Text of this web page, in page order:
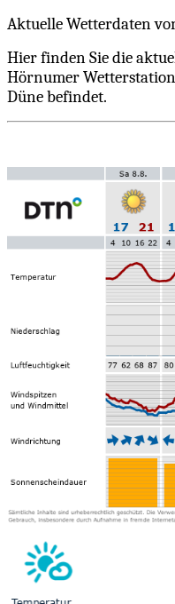
Aktuelle Wetterdaten
Hier finden Sie die
Hörnumer
Düne befindet.